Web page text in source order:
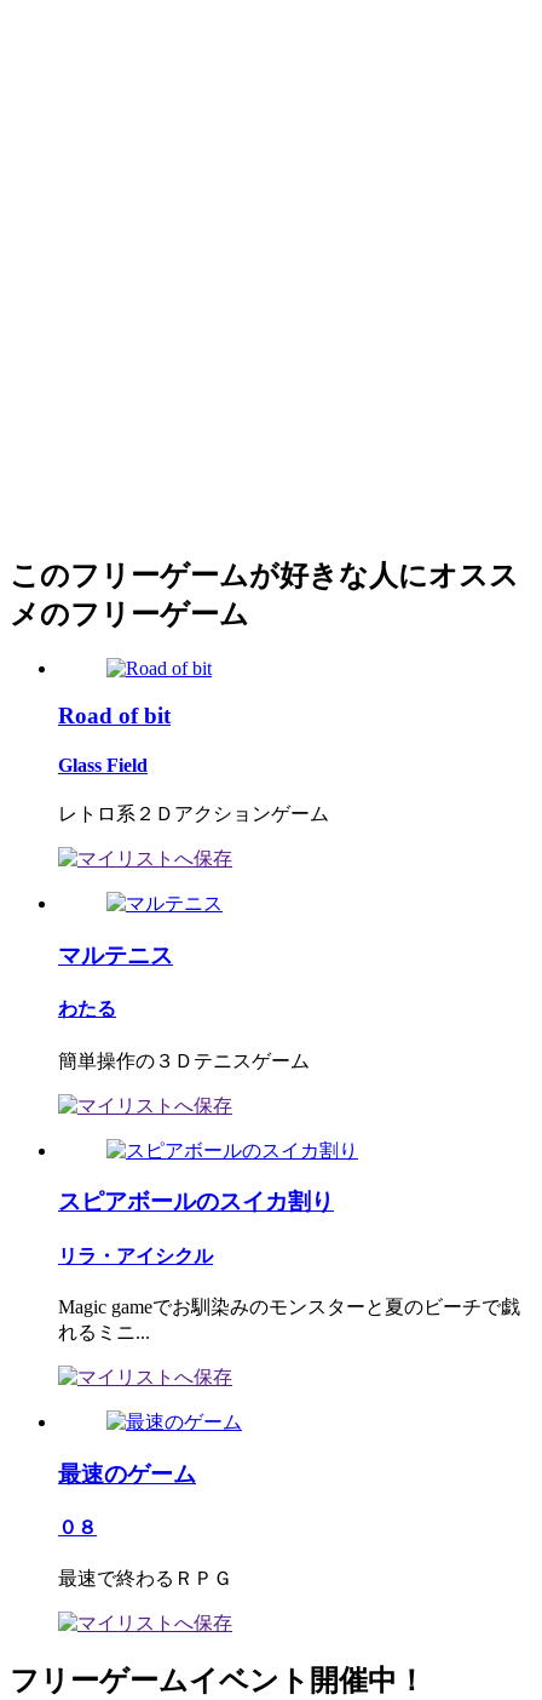
このフリーゲームが好きな人にオスス
メのフリーゲーム
Road of bit
Glass Field
レトロ系２Ｄアクションゲーム
マルテニス
わたる
簡単操作の３Ｄテニスゲーム
スピアボールのスイカ割り
リラ・アイシクル
Magic gameでお馴染みのモンスターと夏のビーチで戯
れるミニ...
最速のゲーム
０８
最速で終わるＲＰＧ
フリーゲームイベント開催中！